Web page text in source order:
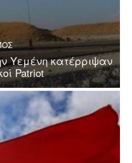
Υεμένη κατέρριψαν
Patriot